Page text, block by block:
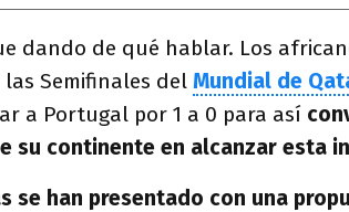
dando de qué hablar. Los
Semifinales del Mundial de
a Portugal por 1 a 0 para así
su continente en alcanzar esta
se han presentado con una